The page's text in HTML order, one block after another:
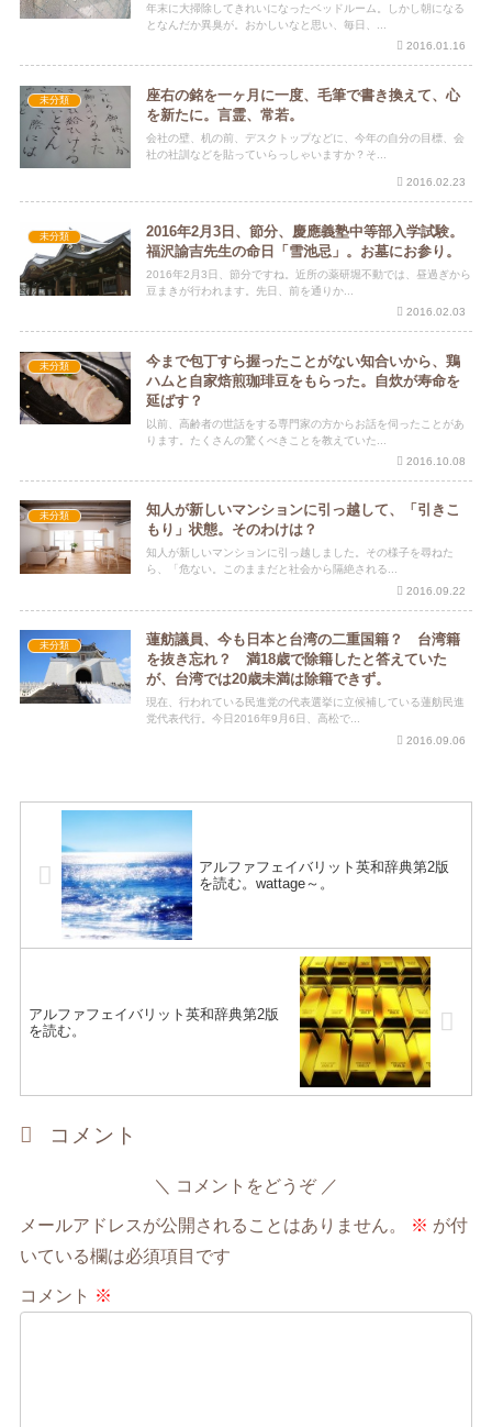
年末に大掃除してきれいになったベッドルーム。しかし朝になる
となんだか異臭が。おかしいなと思い、毎日、...
2016.01.16
未分類
座右の銘を一ヶ月に一度、毛筆で書き換えて、心
を新たに。言霊、常若。
会社の壁、机の前、デスクトップなどに、今年の自分の目標、会
社の社訓などを貼っていらっしゃいますか？そ...
2016.02.23
未分類
2016年2月3日、節分、慶應義塾中等部入学試験。
福沢諭吉先生の命日「雪池忌」。お墓にお参り。
2016年2月3日、節分ですね。近所の薬研堀不動では、昼過ぎから
豆まきが行われます。先日、前を通りか...
2016.02.03
未分類
今まで包丁すら握ったことがない知合いから、鶏
ハムと自家焙煎珈琲豆をもらった。自炊が寿命を
延ばす？
以前、高齢者の世話をする専門家の方からお話を伺ったことがあ
ります。たくさんの驚くべきことを教えていた...
2016.10.08
未分類
知人が新しいマンションに引っ越して、「引きこ
もり」状態。そのわけは？
知人が新しいマンションに引っ越しました。その様子を尋ねた
ら、「危ない。このままだと社会から隔絶される...
2016.09.22
未分類
蓮舫議員、今も日本と台湾の二重国籍？ 台湾籍
を抜き忘れ？ 満18歳で除籍したと答えていた
が、台湾では20歳未満は除籍できず。
現在、行われている民進党の代表選挙に立候補している蓮舫民進
党代表代行。今日2016年9月6日、高松で...
2016.09.06
アルファフェイバリット英和辞典第2版
を読む。wattage～。
アルファフェイバリット英和辞典第2版
を読む。
コメント
コメントをどうぞ
メールアドレスが公開されることはありません。 ※ が付
いている欄は必須項目です
コメント ※